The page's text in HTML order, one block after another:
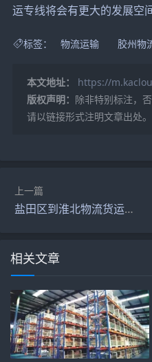
运专线将会有更大的发展空间
标签： 物流运输 胶州物
本文地址：
https://
版权声明： 除非特别标注，
请以链接形式注明文章出处。
上一篇
盐田区到淮北物流货运电话
相关文章